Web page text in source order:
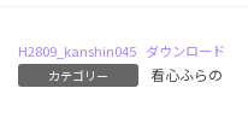
H2809_kanshin045 ダウンロード
カテゴリー 看心ふらの